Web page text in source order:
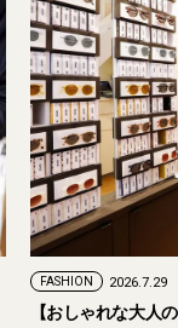
FASHION 2026.7.29
【おしゃれな大人